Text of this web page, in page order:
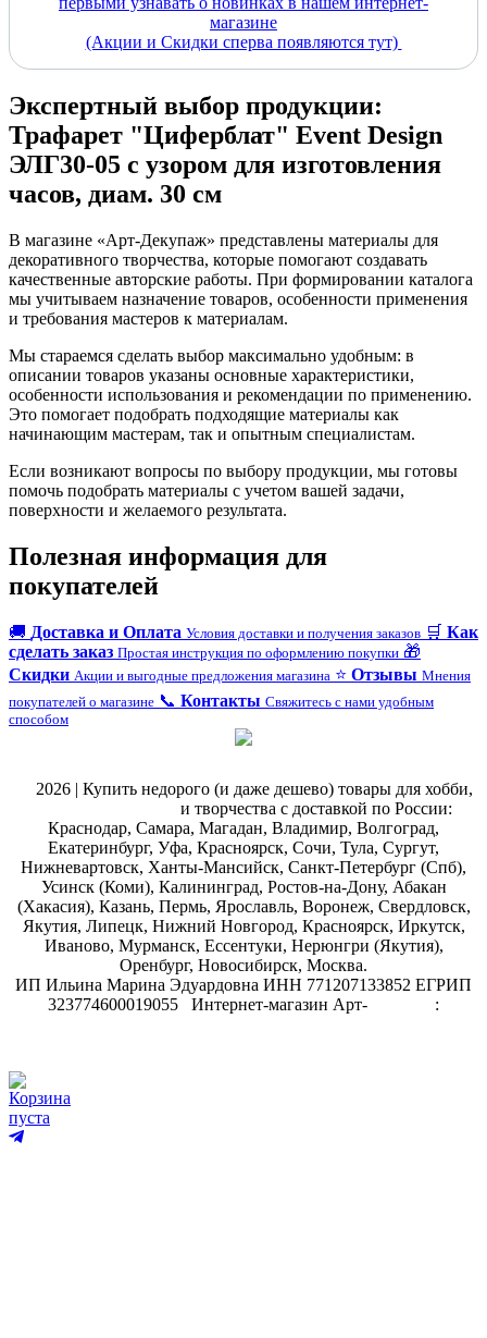
магазине
(Акции и Скидки сперва появляются тут)
Экспертный выбор продукции:
Трафарет "Циферблат" Event Design
ЭЛГ30-05 с узором для изготовления
часов, диам. 30 см
В магазине «Арт-Декупаж» представлены материалы для
декоративного творчества, которые помогают создавать
качественные авторские работы. При формировании каталога
мы учитываем назначение товаров, особенности применения
и требования мастеров к материалам.
Мы стараемся сделать выбор максимально удобным: в
описании товаров указаны основные характеристики,
особенности использования и рекомендации по применению.
Это помогает подобрать подходящие материалы как
начинающим мастерам, так и опытным специалистам.
Если возникают вопросы по выбору продукции, мы готовы
помочь подобрать материалы с учетом вашей задачи,
поверхности и желаемого результата.
Полезная информация для
покупателей
🚚 Доставка и Оплата Условия доставки и получения заказов 🛒 Как
сделать заказ Простая инструкция по оформлению покупки 🎁
Скидки Акции и выгодные предложения магазина ⭐ Отзывы Мнения
покупателей о магазине 📞 Контакты Свяжитесь с нами удобным
способом
2026 | Купить недорого (и даже дешево) товары для хобби,
и творчества с доставкой по России:
Краснодар, Самара, Магадан, Владимир, Волгоград,
Екатеринбург, Уфа, Красноярск, Сочи, Тула, Сургут,
Нижневартовск, Ханты-Мансийск, Санкт-Петербург (Спб),
Усинск (Коми), Калининград, Ростов-на-Дону, Абакан
(Хакасия), Казань, Пермь, Ярославль, Воронеж, Свердловск,
Якутия, Липецк, Нижний Новгород, Красноярск, Иркутск,
Иваново, Мурманск, Ессентуки, Нерюнгри (Якутия),
Оренбург, Новосибирск, Москва.
ИП Ильина Марина Эдуардовна ИНН 771207133852 ЕГРИП
323774600019055
Интернет-магазин Арт-
:
Корзина
пуста